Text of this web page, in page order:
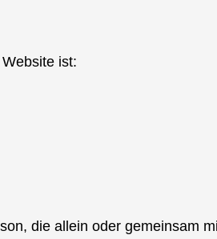
ist:
die allein oder gemeinsam